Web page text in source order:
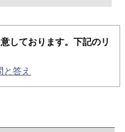
しております。下記のリ
答え